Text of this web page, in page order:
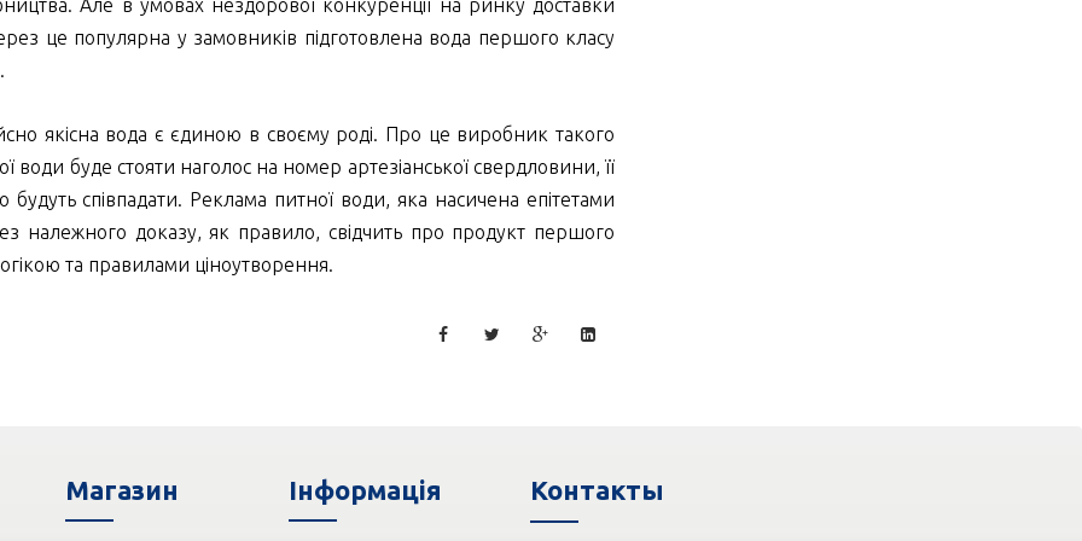
Але в умовах нездорової конкуренції на ринку доставки
це популярна у замовників підготовлена вода першого класу
якісна вода є єдиною в своєму роді. Про це виробник такого
води буде стояти наголос на номер артезіанської свердловини, її
співпадати. Реклама питної води, яка насичена епітетами
належного доказу, як правило, свідчить про продукт першого
та правилами ціноутворення.
Магазин Iнформація Контакты